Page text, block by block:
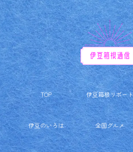
TOP
伊豆のいろは
伊豆箱根リポート
全国グルメ